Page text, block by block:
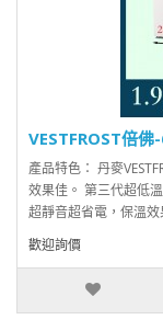
VESTFROST倍
產品特色： 丹麥
效果佳。 第三代超低
超靜音超省電，保溫
歡迎詢價